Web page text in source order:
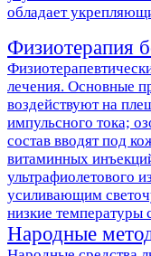
обладает
Физиотерапия
лечения. Основные
воздействуют на
импульсного тока;
состав вводят под
витаминных
ультрафиолетового
усиливающим
низкие температуры
Народные